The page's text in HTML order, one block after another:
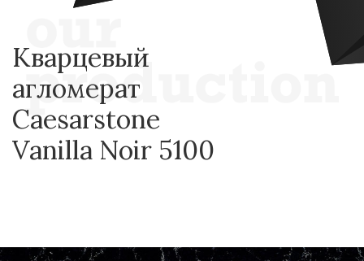
Кварцевый
агломерат
Caesarstone
Vanilla Noir 5100